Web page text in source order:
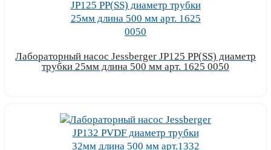
Лабораторный насос Jessberger JP125 PP(SS) диаметр
трубки 25мм длина 500 мм арт. 1625 0050